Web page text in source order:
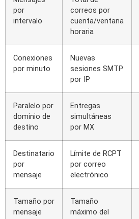
por
intervalo
correos por
cuenta/ventana
horaria
Conexiones
por minuto
Nuevas
sesiones SMTP
por IP
Paralelo por
dominio de
destino
Entregas
simultáneas
por MX
Destinatario
por
mensaje
Límite de RCPT
por correo
electrónico
Tamaño por
mensaje
Tamaño
máximo del